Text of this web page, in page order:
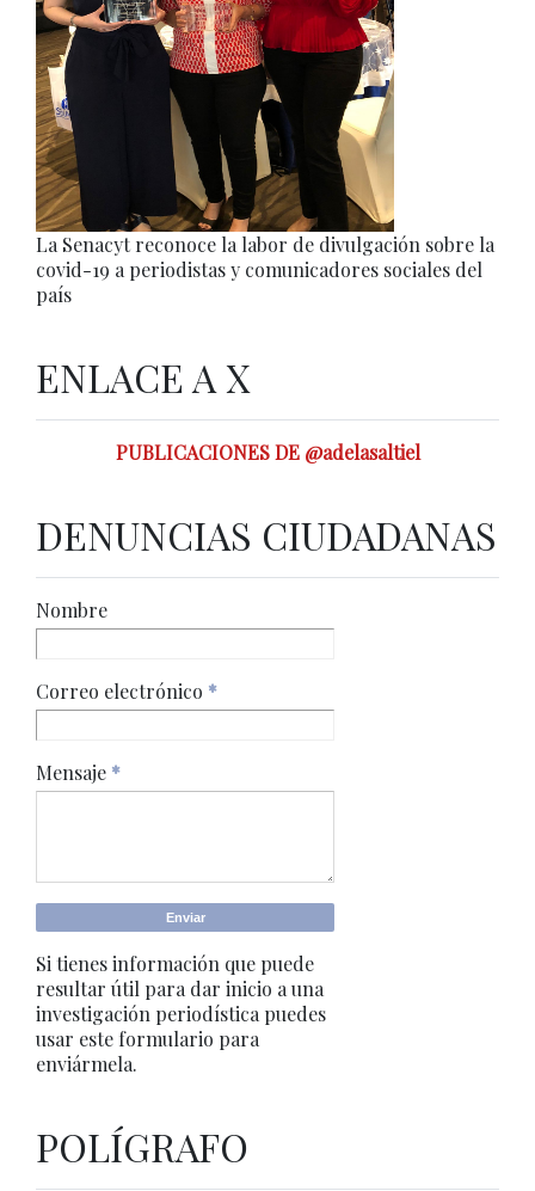
La Senacyt reconoce la labor de divulgación sobre la
covid-19 a periodistas y comunicadores sociales del
país
ENLACE A X
PUBLICACIONES DE @adelasaltiel
DENUNCIAS CIUDADANAS
Nombre
Correo electrónico *
Mensaje *
Si tienes información que puede
resultar útil para dar inicio a una
investigación periodística puedes
usar este formulario para
enviármela.
POLÍGRAFO